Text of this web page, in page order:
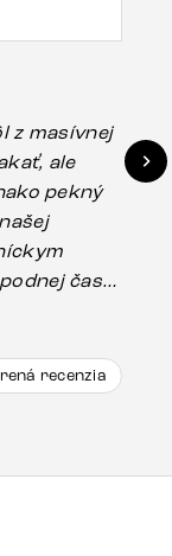
z masívnej
ale
pekný
časti
pristúpili
Delife
recenzia